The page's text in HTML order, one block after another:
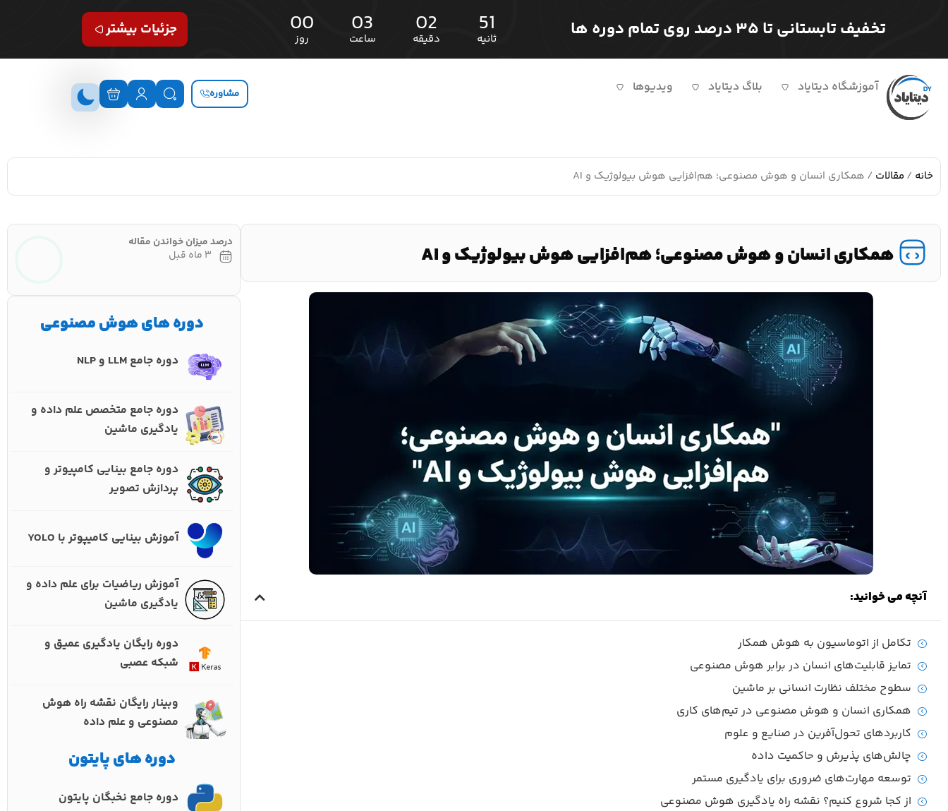
تخفیف تابستانی تا ۳۵ درصد روی تمام دوره ها 00
روز
03
ساعت
02
دقیقه
50
ثانیه جزئیات بیشتر
مشاوره آموزشگاه دیتایاد بلاگ دیتایاد ویدیوها
خانه / مقالات / همکاری انسان و هوش مصنوعی؛ هم‌افزایی هوش بیولوژیک و AI
همکاری انسان و هوش مصنوعی؛ هم‌افزایی هوش بیولوژیک و AI
آنچه می خوانید:
تکامل از اتوماسیون به هوش همکار
تمایز قابلیت‌های انسان در برابر هوش مصنوعی
سطوح مختلف نظارت انسانی بر ماشین
همکاری انسان و هوش مصنوعی در تیم‌های کاری
کاربردهای تحول‌آفرین در صنایع و علوم
چالش‌های پذیرش و حاکمیت داده
توسعه مهارت‌های ضروری برای یادگیری مستمر
از کجا شروع کنیم؟ نقشه راه یادگیری هوش مصنوعی
درصد میزان خواندن مقاله
۳ ماه قبل
دوره های هوش مصنوعی
دوره جامع LLM و NLP
دوره جامع متخصص علم داده و
یادگیری ماشین
دوره جامع بینایی کامپیوتر و
پردازش تصویر
آموزش بینایی کامیپوتر با YOLO
آموزش ریاضیات برای علم داده و
یادگیری ماشین
دوره رایگان یادگیری عمیق و
شبکه عصبی
وبینار رایگان نقشه راه هوش
مصنوعی و علم داده
دوره های پایتون
دوره جامع نخبگان پایتون